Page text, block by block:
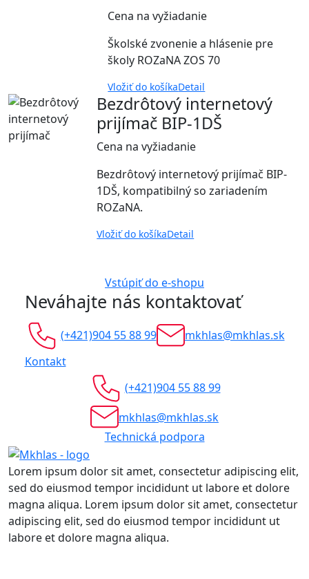
Cena na vyžiadanie
Školské zvonenie a hlásenie pre
školy ROZaNA ZOS 70
Vložiť do košíkaDetail
Bezdrôtový internetový
prijímač BIP-1DŠ
Cena na vyžiadanie
Bezdrôtový internetový prijímač BIP-
1DŠ, kompatibilný so zariadením
ROZaNA.
Vložiť do košíkaDetail
Vstúpiť do e-shopu
Neváhajte nás kontaktovať
(+421)904 55 88 99
mkhlas@mkhlas.sk
Kontakt
(+421)904 55 88 99
mkhlas@mkhlas.sk
Technická podpora
Lorem ipsum dolor sit amet, consectetur adipiscing elit,
sed do eiusmod tempor incididunt ut labore et dolore
magna aliqua. Lorem ipsum dolor sit amet, consectetur
adipiscing elit, sed do eiusmod tempor incididunt ut
labore et dolore magna aliqua.